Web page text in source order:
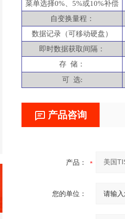
菜单选择0%、5%或10%补偿
自变换量程：
数据记录（可移动硬盘）
即时数据获取间隔：
存 储：
可 选:
产品咨询
产品：
您的单位：